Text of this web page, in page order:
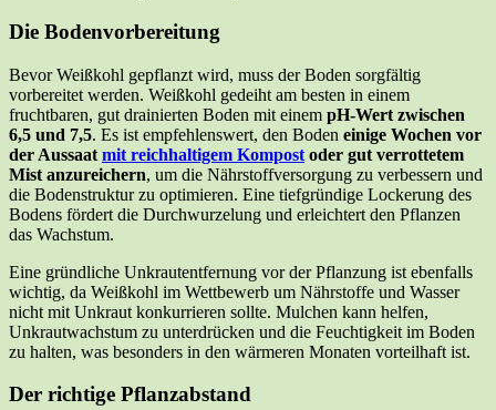
Die Bodenvorbereitung
Bevor Weißkohl gepflanzt wird, muss der Boden sorgfältig
vorbereitet werden. Weißkohl gedeiht am besten in einem
fruchtbaren, gut drainierten Boden mit einem pH-Wert zwischen
6,5 und 7,5. Es ist empfehlenswert, den Boden einige Wochen vor
der Aussaat mit reichhaltigem Kompost oder gut verrottetem
Mist anzureichern, um die Nährstoffversorgung zu verbessern und
die Bodenstruktur zu optimieren. Eine tiefgründige Lockerung des
Bodens fördert die Durchwurzelung und erleichtert den Pflanzen
das Wachstum.
Eine gründliche Unkrautentfernung vor der Pflanzung ist ebenfalls
wichtig, da Weißkohl im Wettbewerb um Nährstoffe und Wasser
nicht mit Unkraut konkurrieren sollte. Mulchen kann helfen,
Unkrautwachstum zu unterdrücken und die Feuchtigkeit im Boden
zu halten, was besonders in den wärmeren Monaten vorteilhaft ist.
Der richtige Pflanzabstand